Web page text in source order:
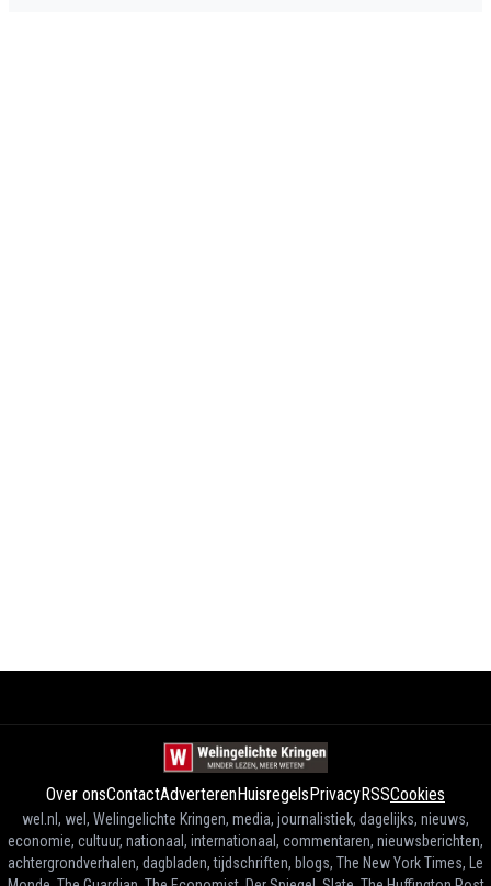
Over onsContactAdverterenHuisregels PrivacyRSSCookies
wel.nl, wel, Welingelichte Kringen, media, journalistiek, dagelijks, nieuws,
economie, cultuur, nationaal, internationaal, commentaren, nieuwsberichten,
achtergrondverhalen, dagbladen, tijdschriften, blogs, The New York Times, Le